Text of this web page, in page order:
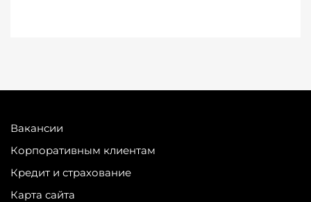
Вакансии
Корпоративным клиентам
Кредит и страхование
Карта сайта